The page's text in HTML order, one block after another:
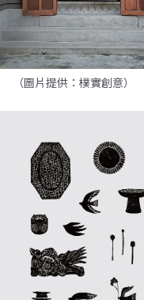
（圖片提供：樸實創意）